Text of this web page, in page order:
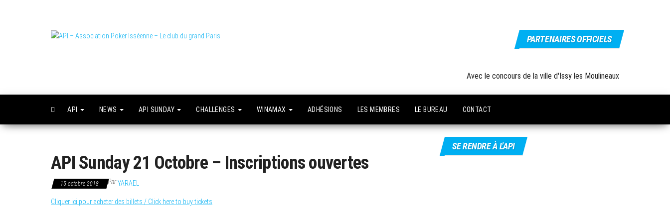
grand Paris
PARTENAIRES OFFICIELS
Avec le concours de la ville d'Issy les Moulineaux
API NEWS API SUNDAY CHALLENGES WINAMAX ADHÉSIONS LES MEMBRES LE BUREAU CONTACT
API Sunday 21 Octobre – Inscriptions ouvertes
15 octobre 2018 ParYARAEL
Cliquer ici pour acheter des billets / Click here to buy tickets
SE RENDRE À L’API